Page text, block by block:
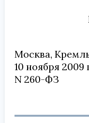
Москва,
10 ноября 2009
N 260-ФЗ